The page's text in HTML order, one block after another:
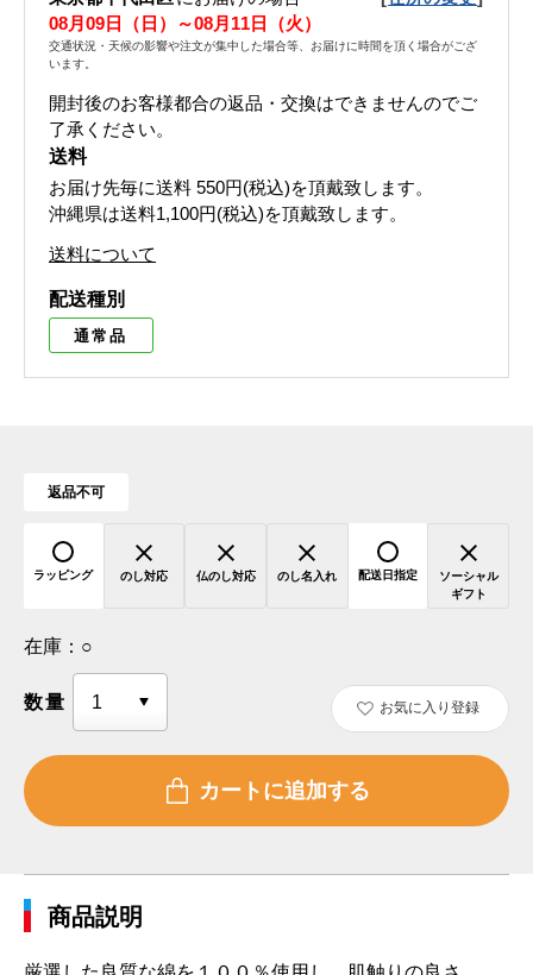
08月09日（日）～08月11日（火）
交通状況・天候の影響や注文が集中した場合等、お届けに時間を頂く場合がござ
います。
開封後のお客様都合の返品・交換はできませんのでご
了承ください。
送料
お届け先毎に送料 550円(税込)を頂戴致します。
沖縄県は送料1,100円(税込)を頂戴致します。
送料について
配送種別
通常品
返品不可
ラッピング のし対応 仏のし対応 のし名入れ 配送日指定
ソーシャル
ギフト
在庫： ○
数量 お気に入り登録
商品説明